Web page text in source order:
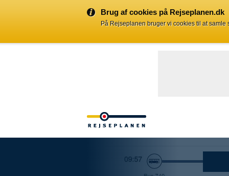
Brug af cookies på Rejseplanen.dk
På Rejseplanen bruger vi cookies til at